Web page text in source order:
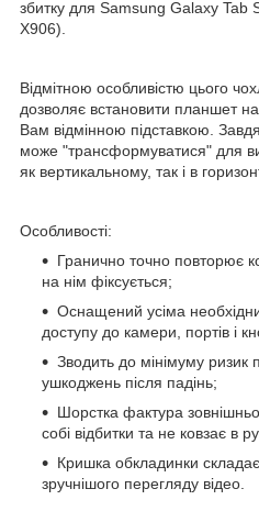
збитку для Samsung Galaxy
X906).
Відмітною особливістю цього
дозволяє встановити планшет на
Вам відмінною підставкою.
може "трансформуватися" для
як вертикальному, так і в
Особливості:
Гранично точно повторює
на нім фіксується;
Оснащений усіма
доступу до камери, портів і
Зводить до мінімуму ризик
ушкоджень після падінь;
Шорстка фактура
собі відбитки та не ковзає в
Кришка обкладинки
зручнішого перегляду відео.